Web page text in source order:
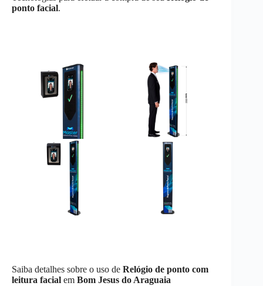
ponto facial.
Saiba detalhes sobre o uso de Relógio de ponto com
leitura facial em Bom Jesus do Araguaia